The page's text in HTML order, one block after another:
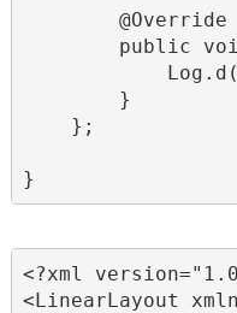
        @Override
public
        }
    };
}
<?xml
<LinearLayout